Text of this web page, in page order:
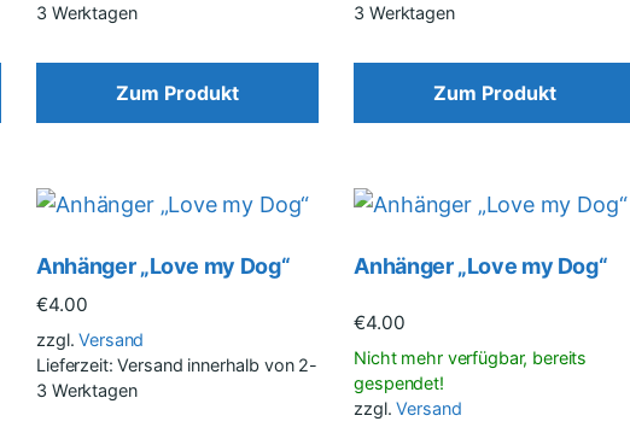
3 Werktagen
Zum Produkt
3 Werktagen
Zum Produkt
Anhänger „Love my Dog“
€4.00
zzgl.Versand
Lieferzeit: Versand innerhalb von 2-
3 Werktagen
Anhänger „Love my Dog“
€4.00
zzgl.Versand